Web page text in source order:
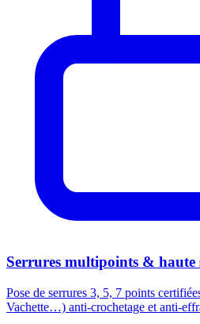
Serrures multipoints & haute
Pose de serrures 3, 5, 7 points
Vachette…) anti-crochetage et anti-